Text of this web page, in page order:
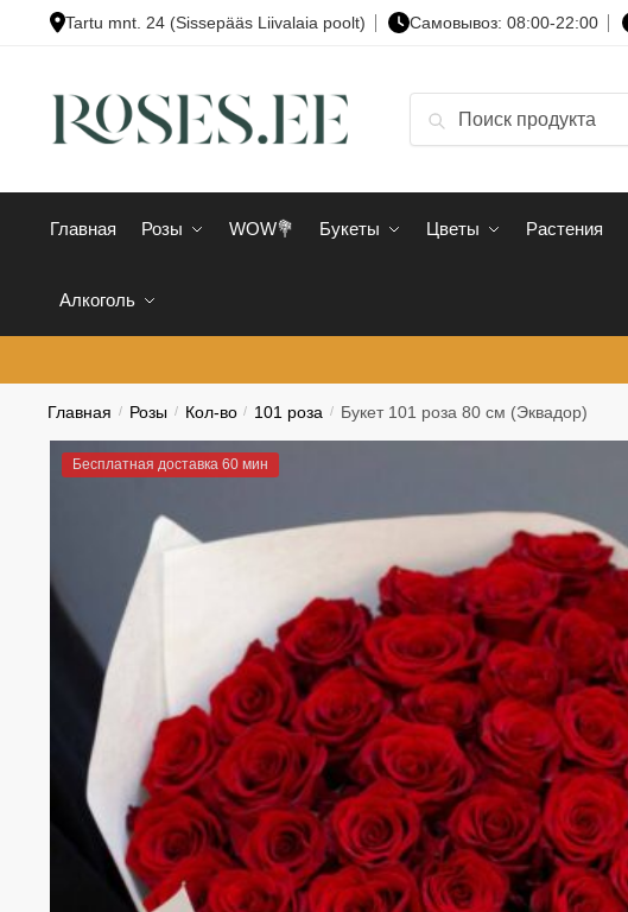
Tartu mnt. 24 (Sissepääs Liivalaia poolt) Cамовывоз: 08:00-22:00
Поиск
Главная Розы WOW💐 Букеты Цветы Растения
Алкоголь
Главная / Розы / Кол-во / 101 роза / Букет 101 роза 80 см (Эквадор)
Бесплатная доставка 60 мин